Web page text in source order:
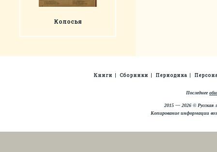
Колосья
Книги Сборники Периодика
Последнее
2015 — 2026 © Русская
Копирование информации